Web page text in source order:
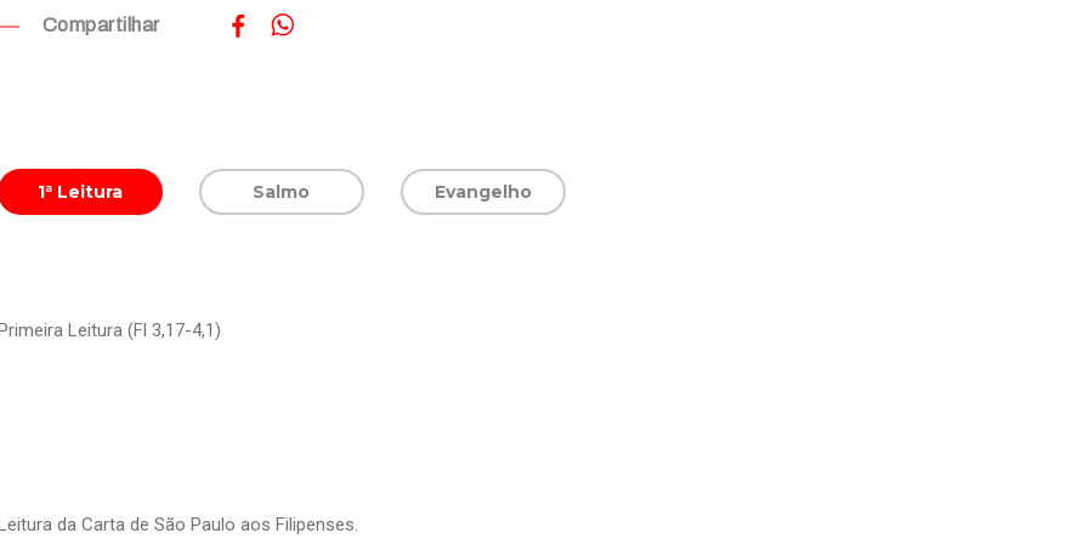
Compartilhar
1ª Leitura Salmo Evangelho
Leitura (Fl 3,17-4,1)
da Carta de São Paulo aos Filipenses.